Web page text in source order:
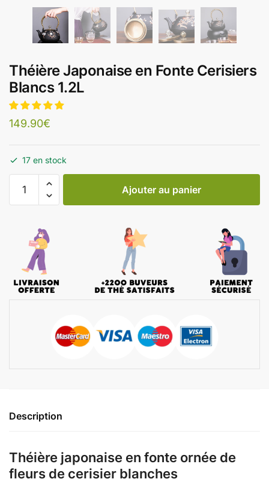
Théière Japonaise en Fonte Cerisiers
Blancs 1.2L
149.90€
17 en stock
Ajouter au panier
Description
Théière japonaise en fonte ornée de
fleurs de cerisier blanches